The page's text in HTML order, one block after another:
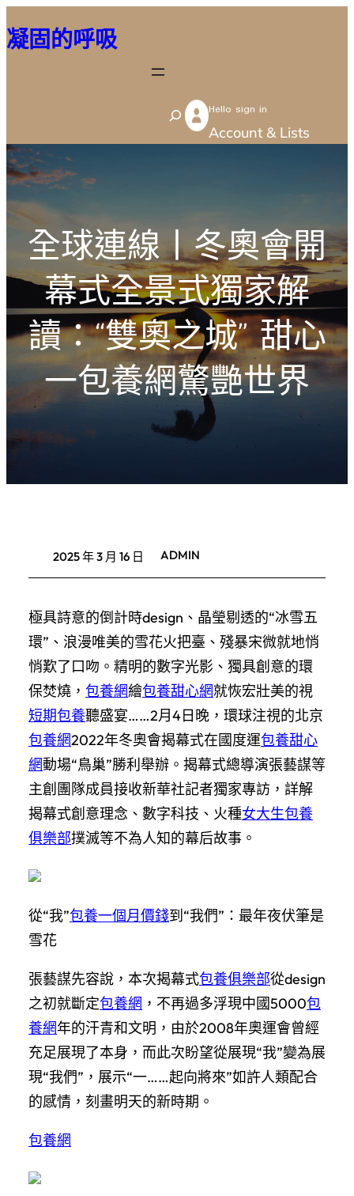
至
容
凝固的呼吸
S
e
Hello sign in
Account & Lists
全球連線丨冬奧會開
幕式全景式獨家解
讀：“雙奧之城” 甜心
一包養網驚艷世界
2025 年 3 月 16 日 ADMIN
極具詩意的倒計時design、晶瑩剔透的“冰雪五
環”、浪漫唯美的雪花火把臺、殘暴宋微就地悄
悄歎了口吻。精明的數字光影、獨具創意的環
保焚燒， 包養網繪包養甜心網就恢宏壯美的視
短期包養聽盛宴……2月4日晚，環球注視的北京
包養網2022年冬奧會揭幕式在國度運包養甜心
網動場“鳥巢”勝利舉辦。揭幕式總導演張藝謀等
主創團隊成員接收新華社記者獨家專訪，詳解
揭幕式創意理念、數字科技、火種女大生包養
俱樂部撲滅等不為人知的幕后故事。
從“我”包養一個月價錢到“我們”：最年夜伏筆是
雪花
張藝謀先容說，本次揭幕式包養俱樂部從design
之初就斷定包養網 ，不再過多浮現中國5000包
養網年的汗青和文明，由於2008年奧運會曾經
充足展現了本身，而此次盼望從展現“我”變為展
現“我們”，展示“一……起向將來”如許人類配合
的感情，刻畫明天的新時期。
包養網